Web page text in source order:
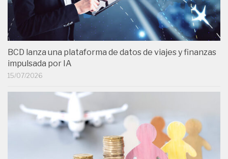
BCD lanza una plataforma de datos de viajes y finanzas
impulsada por IA
15/07/2026